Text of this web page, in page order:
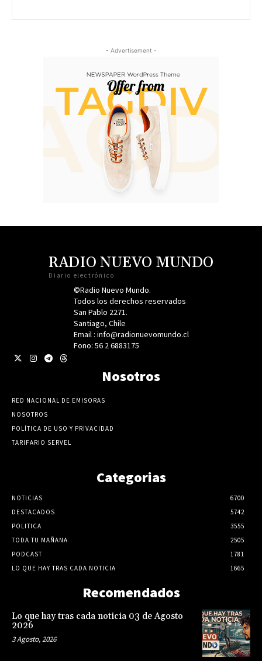
- Advertisement -
RADIO NUEVO MUNDO
Diario electrónico
©Radio Nuevo Mundo.
Todos los derechos reservados
San Pablo 2271.
Santiago, Chile
Email : info@radionuevomundo.cl
Fono: 56 2 6883175
Nosotros
RED NACIONAL DE EMISORAS
NOSOTROS
POLÍTICA DE USO Y PRIVACIDAD
TARIFARIO SERVEL
Categorias
NOTICIAS
6700
DESTACADOS
5742
POLITICA
3555
TODA TU MAÑANA
2505
PODCAST
1781
LO QUE HAY TRAS CADA NOTICIA
1665
Recomendados
Lo que hay tras cada noticia 03 de Agosto
2026
3 Agosto, 2026